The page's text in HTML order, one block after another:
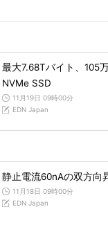
最大7.68Tバイト、105
NVMe SSD
11月19日 09時00分
EDN Japan
静止電流60nAの双方向
11月18日 09時00分
EDN Japan